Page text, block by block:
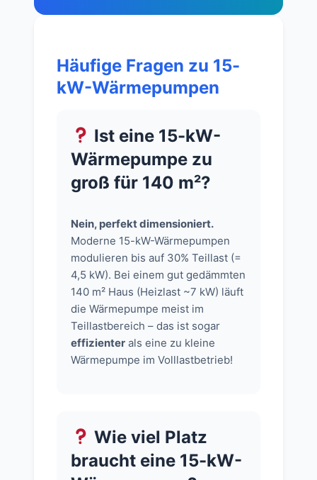
Häufige Fragen zu 15-
kW-Wärmepumpen
Ist eine 15-kW-
Wärmepumpe zu
groß für 140 m²?
Nein, perfekt dimensioniert.
Moderne 15-kW-Wärmepumpen
modulieren bis auf 30% Teillast (=
4,5 kW). Bei einem gut gedämmten
140 m² Haus (Heizlast ~7 kW) läuft
die Wärmepumpe meist im
Teillastbereich – das ist sogar
effizienter als eine zu kleine
Wärmepumpe im Volllastbetrieb!
Wie viel Platz
braucht eine 15-kW-